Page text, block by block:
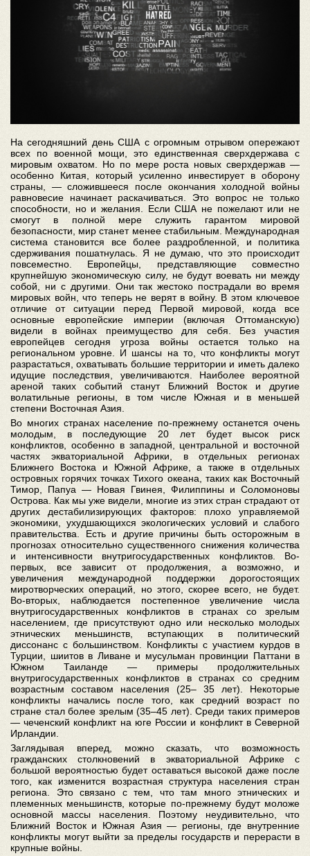
На сегодняшний день США с огромным отрывом опережают
всех по военной мощи, это единственная сверхдержава с
мировым охватом. Но по мере роста новых сверхдержав —
особенно Китая, который усиленно инвестирует в оборону
страны, — сложившееся после окончания холодной войны
равновесие начинает раскачиваться. Это вопрос не только
способности, но и желания. Если США не пожелают или не
смогут в полной мере служить гарантом мировой
безопасности, мир станет менее стабильным. Международная
система становится все более раздробленной, и политика
сдерживания пошатнулась. Я не думаю, что это происходит
повсеместно. Европейцы, представляющие совместно
крупнейшую экономическую силу, не будут воевать ни между
собой, ни с другими. Они так жестоко пострадали во время
мировых войн, что теперь не верят в войну. В этом ключевое
отличие от ситуации перед Первой мировой, когда все
основные европейские империи (включая Оттоманскую)
видели в войнах преимущество для себя. Без участия
европейцев сегодня угроза войны остается только на
региональном уровне. И шансы на то, что конфликты могут
разрастаться, охватывать большие территории и иметь далеко
идущие последствия, увеличиваются. Наиболее вероятной
ареной таких событий станут Ближний Восток и другие
волатильные регионы, в том числе Южная и в меньшей
степени Восточная Азия.
Во многих странах население по-прежнему останется очень
молодым, в последующие 20 лет будет высок риск
конфликтов, особенно в западной, центральной и восточной
частях экваториальной Африки, в отдельных регионах
Ближнего Востока и Южной Африке, а также в отдельных
островных горячих точках Тихого океана, таких как Восточный
Тимор, Папуа — Новая Гвинея, Филиппины и Соломоновы
Острова. Как мы уже видели, многие из этих стран страдают от
других дестабилизирующих факторов: плохо управляемой
экономики, ухудшающихся экологических условий и слабого
правительства. Есть и другие причины быть осторожным в
прогнозах относительно существенного снижения количества
и интенсивности внутригосударственных конфликтов. Во-
первых, все зависит от продолжения, а возможно, и
увеличения международной поддержки дорогостоящих
миротворческих операций, но этого, скорее всего, не будет.
Во-вторых, наблюдается постепенное увеличение числа
внутригосударственных конфликтов в странах со зрелым
населением, где присутствуют одно или несколько молодых
этнических меньшинств, вступающих в политический
диссонанс с большинством. Конфликты с участием курдов в
Турции, шиитов в Ливане и мусульман провинции Паттани в
Южном Таиланде — примеры продолжительных
внутригосударственных конфликтов в странах со средним
возрастным составом населения (25– 35 лет). Некоторые
конфликты начались после того, как средний возраст по
стране стал более зрелым (35–45 лет). Среди таких примеров
— чеченский конфликт на юге России и конфликт в Северной
Ирландии.
Заглядывая вперед, можно сказать, что возможность
гражданских столкновений в экваториальной Африке с
большой вероятностью будет оставаться высокой даже после
того, как изменится возрастная структура населения стран
региона. Это связано с тем, что там много этнических и
племенных меньшинств, которые по-прежнему будут моложе
основной массы населения. Поэтому неудивительно, что
Ближний Восток и Южная Азия — регионы, где внутренние
конфликты могут выйти за пределы государств и перерасти в
крупные войны.